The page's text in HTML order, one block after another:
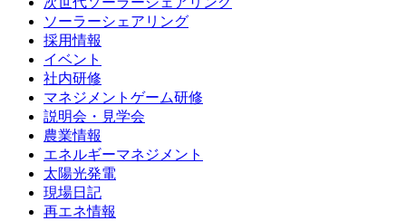
ソーラーシェアリング
採用情報
イベント
社内研修
マネジメントゲーム研修
説明会・見学会
農業情報
エネルギーマネジメント
太陽光発電
現場日記
再エネ情報